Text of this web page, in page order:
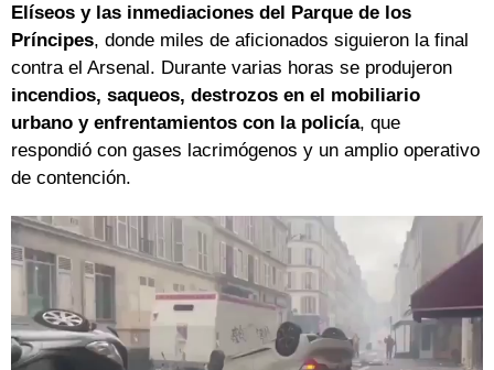
Elíseos y las inmediaciones del Parque de los
Príncipes, donde miles de aficionados siguieron la final
contra el Arsenal. Durante varias horas se produjeron
incendios, saqueos, destrozos en el mobiliario
urbano y enfrentamientos con la policía, que
respondió con gases lacrimógenos y un amplio operativo
de contención.